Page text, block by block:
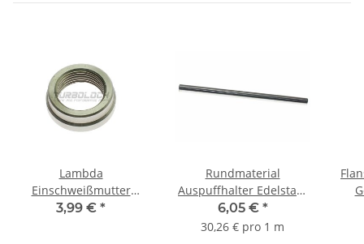
Lambda
Einschweißmutter
M18x1,5mm Edelstahl
3,99 € *
Rundmaterial
Auspuffhalter Edelstahl
1.4301 - 12mm Länge:
200mm
6,05 € *
30,26 € pro 1 m